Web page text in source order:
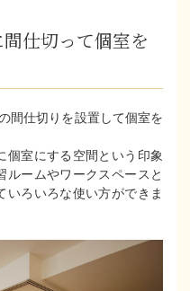
仕切って個室を
間仕切りを設置して個室を
個室にする空間という印象
ルームやワークスペースと
いろいろな使い方ができま